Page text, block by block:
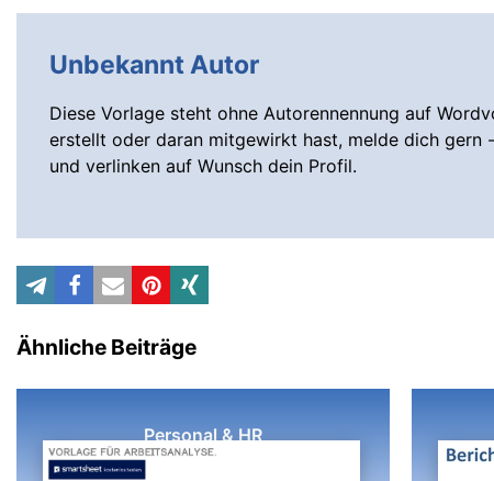
Unbekannt Autor
Diese Vorlage steht ohne Autorennennung auf
erstellt oder daran mitgewirkt hast, melde dich gern
und verlinken auf Wunsch dein Profil.
Ähnliche Beiträge
Personal & HR